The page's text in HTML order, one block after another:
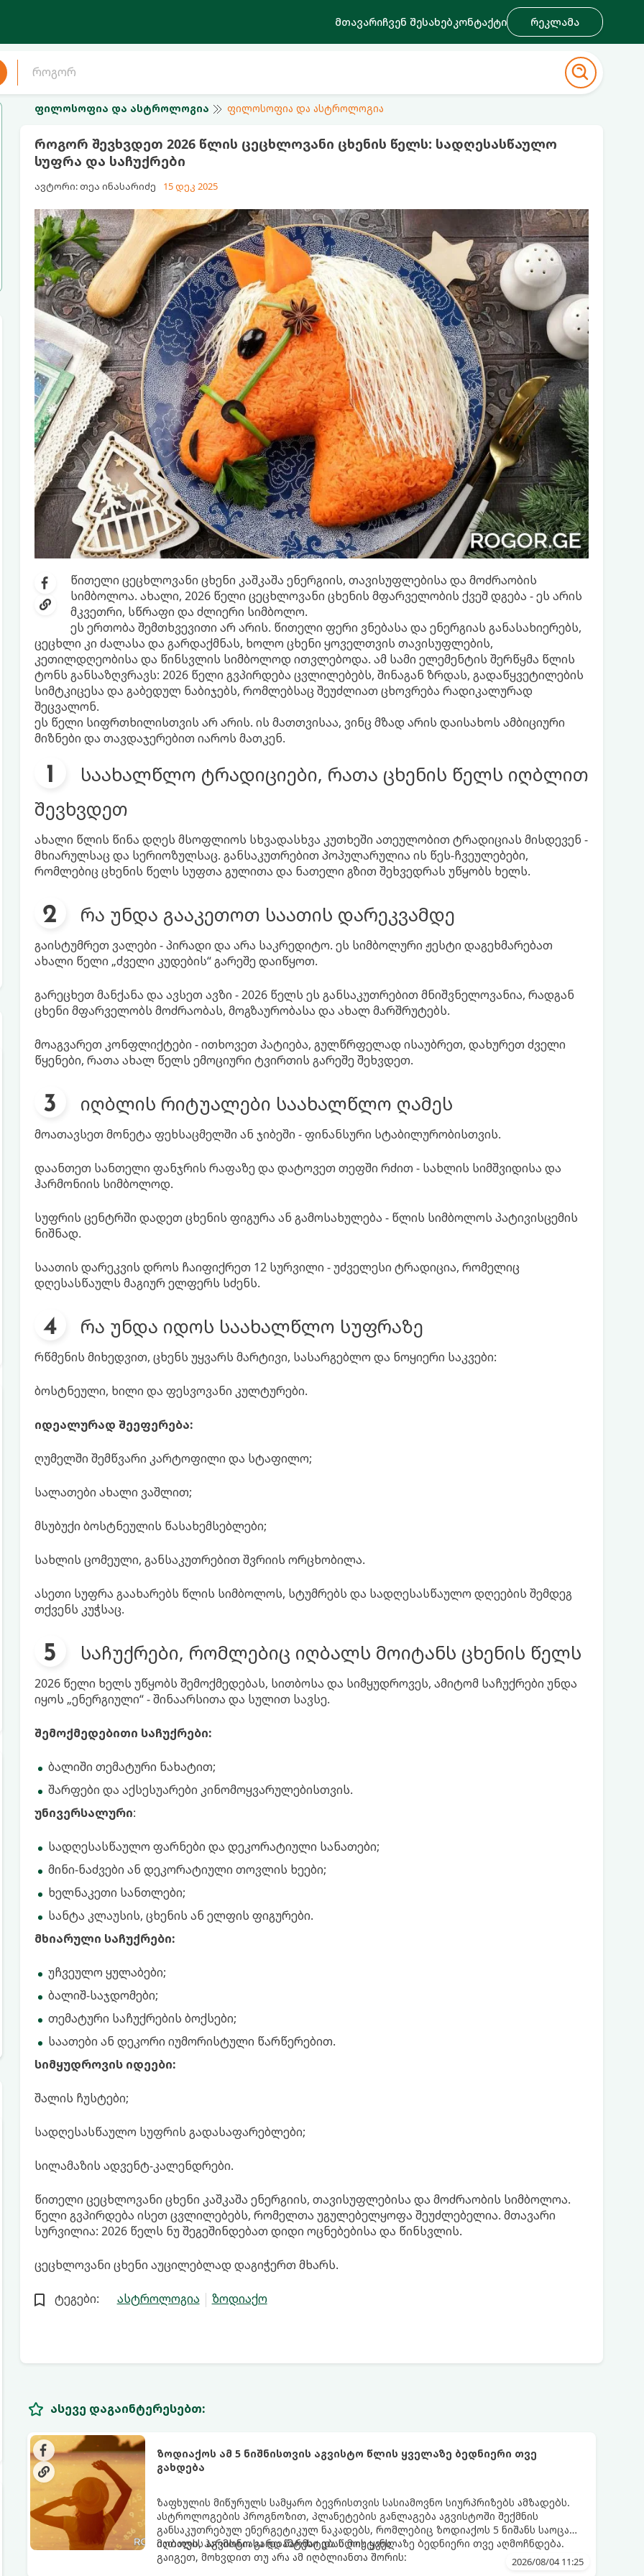
მთავარიჩვენ შესახებკონტაქტი რეკლამა
ფილოსოფია და ასტროლოგია ფილოსოფია და ასტროლოგია
როგორ შევხვდეთ 2026 წლის ცეცხლოვანი ცხენის წელს: სადღესასწაულო
სუფრა და საჩუქრები
ავტორი: თეა ინასარიძე 15 დეკ 2025
წითელი ცეცხლოვანი ცხენი კაშკაშა ენერგიის, თავისუფლებისა და მოძრაობის
სიმბოლოა. ახალი, 2026 წელი ცეცხლოვანი ცხენის მფარველობის ქვეშ დგება - ეს არის
მკვეთრი, სწრაფი და ძლიერი სიმბოლო.
ეს ერთობა შემთხვევითი არ არის. წითელი ფერი ვნებასა და ენერგიას განასახიერებს,
ცეცხლი კი ძალასა და გარდაქმნას, ხოლო ცხენი ყოველთვის თავისუფლების,
კეთილდღეობისა და წინსვლის სიმბოლოდ ითვლებოდა. ამ სამი ელემენტის შერწყმა წლის
ტონს განსაზღვრავს: 2026 წელი გვპირდება ცვლილებებს, შინაგან ზრდას, გადაწყვეტილების
სიმტკიცესა და გაბედულ ნაბიჯებს, რომლებსაც შეუძლიათ ცხოვრება რადიკალურად
შეცვალონ.
ეს წელი სიფრთხილისთვის არ არის. ის მათთვისაა, ვინც მზად არის დაისახოს ამბიციური
მიზნები და თავდაჯერებით იაროს მათკენ.
საახალწლო ტრადიციები, რათა ცხენის წელს იღბლით
შევხვდეთ
ახალი წლის წინა დღეს მსოფლიოს სხვადასხვა კუთხეში ათეულობით ტრადიციას მისდევენ -
მხიარულსაც და სერიოზულსაც. განსაკუთრებით პოპულარულია ის წეს-ჩვეულებები,
რომლებიც ცხენის წელს სუფთა გულითა და ნათელი გზით შეხვედრას უწყობს ხელს.
რა უნდა გააკეთოთ საათის დარეკვამდე
გაისტუმრეთ ვალები - პირადი და არა საკრედიტო. ეს სიმბოლური ჟესტი დაგეხმარებათ
ახალი წელი „ძველი კუდების“ გარეშე დაიწყოთ.
გარეცხეთ მანქანა და ავსეთ ავზი - 2026 წელს ეს განსაკუთრებით მნიშვნელოვანია, რადგან
ცხენი მფარველობს მოძრაობას, მოგზაურობასა და ახალ მარშრუტებს.
მოაგვარეთ კონფლიქტები - ითხოვეთ პატიება, გულწრფელად ისაუბრეთ, დახურეთ ძველი
წყენები, რათა ახალ წელს ემოციური ტვირთის გარეშე შეხვდეთ.
იღბლის რიტუალები საახალწლო ღამეს
მოათავსეთ მონეტა ფეხსაცმელში ან ჯიბეში - ფინანსური სტაბილურობისთვის.
დაანთეთ სანთელი ფანჯრის რაფაზე და დატოვეთ თეფში რძით - სახლის სიმშვიდისა და
ჰარმონიის სიმბოლოდ.
სუფრის ცენტრში დადეთ ცხენის ფიგურა ან გამოსახულება - წლის სიმბოლოს პატივისცემის
ნიშნად.
საათის დარეკვის დროს ჩაიფიქრეთ 12 სურვილი - უძველესი ტრადიცია, რომელიც
დღესასწაულს მაგიურ ელფერს სძენს.
რა უნდა იდოს საახალწლო სუფრაზე
რწმენის მიხედვით, ცხენს უყვარს მარტივი, სასარგებლო და ნოყიერი საკვები:
ბოსტნეული, ხილი და ფესვოვანი კულტურები.
იდეალურად შეეფერება:
ღუმელში შემწვარი კარტოფილი და სტაფილო;
სალათები ახალი ვაშლით;
მსუბუქი ბოსტნეულის წასახემსებლები;
სახლის ცომეული, განსაკუთრებით შვრიის ორცხობილა.
ასეთი სუფრა გაახარებს წლის სიმბოლოს, სტუმრებს და სადღესასწაულო დღეების შემდეგ
თქვენს კუჭსაც.
საჩუქრები, რომლებიც იღბალს მოიტანს ცხენის წელს
2026 წელი ხელს უწყობს შემოქმედებას, სითბოსა და სიმყუდროვეს, ამიტომ საჩუქრები უნდა
იყოს „ენერგიული“ - შინაარსითა და სულით სავსე.
შემოქმედებითი საჩუქრები:
ბალიში თემატური ნახატით;
შარფები და აქსესუარები კინომოყვარულებისთვის.
უნივერსალური:
სადღესასწაულო ფარნები და დეკორატიული სანათები;
მინი-ნაძვები ან დეკორატიული თოვლის ხეები;
ხელნაკეთი სანთლები;
სანტა კლაუსის, ცხენის ან ელფის ფიგურები.
მხიარული საჩუქრები:
უჩვეულო ყულაბები;
ბალიშ-საჯდომები;
თემატური საჩუქრების ბოქსები;
საათები ან დეკორი იუმორისტული წარწერებით.
სიმყუდროვის იდეები:
შალის ჩუსტები;
სადღესასწაულო სუფრის გადასაფარებლები;
სილამაზის ადვენტ-კალენდრები.
წითელი ცეცხლოვანი ცხენი კაშკაშა ენერგიის, თავისუფლებისა და მოძრაობის სიმბოლოა.
წელი გვპირდება ისეთ ცვლილებებს, რომელთა უგულებელყოფა შეუძლებელია. მთავარი
სურვილია: 2026 წელს ნუ შეგეშინდებათ დიდი ოცნებებისა და წინსვლის.
ცეცხლოვანი ცხენი აუცილებლად დაგიჭერთ მხარს.
ტეგები: ასტროლოგია ზოდიაქო
ასევე დაგაინტერესებთ:
ზოდიაქოს ამ 5 ნიშნისთვის აგვისტო წლის ყველაზე ბედნიერი თვე
გახდება
ზაფხულის მიწურულს სამყარო ბევრისთვის სასიამოვნო სიურპრიზებს ამზადებს.
ასტროლოგების პროგნოზით, პლანეტების განლაგება აგვისტოში შექმნის
განსაკუთრებულ ენერგეტიკულ ნაკადებს, რომლებიც ზოდიაქოს 5 ნიშანს საოცარ
იღბალს, ჰარმონიასა და წარმატებას მოუტანს.
მათთვის აგვისტო გარდამტეხი და წლის ყველაზე ბედნიერი თვე აღმოჩნდება.
გაიგეთ, მოხვდით თუ არა ამ იღბლიანთა შორის:
2026/08/04 11:25